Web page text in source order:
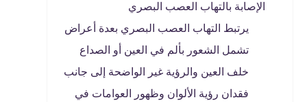
الإصابة بالتهاب العصب البصري
يرتبط التهاب العصب البصري بعدة أعراض
تشمل الشعور بألم في العين أو الصداع
خلف العين والرؤية غير الواضحة إلى جانب
فقدان رؤية الألوان وظهور العوامات في